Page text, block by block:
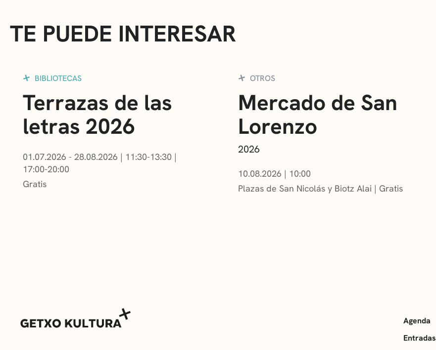
TE PUEDE INTERESAR
BIBLIOTECAS
Terrazas de las
letras 2026
01.07.2026 - 28.08.2026 | 11:30-13:30 |
17:00-20:00
Gratis
OTROS
Mercado de San
Lorenzo
2026
10.08.2026 | 10:00
Plazas de San Nicolás y Biotz Alai
Gratis
Agenda
Entradas